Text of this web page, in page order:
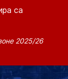
са
2025/26